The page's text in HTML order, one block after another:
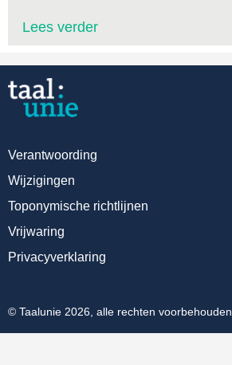
Lees verder
Verantwoording
Wijzigingen
Toponymische richtlijnen
Vrijwaring
Privacyverklaring
© Taalunie 2026, alle rechten voorbehouden.